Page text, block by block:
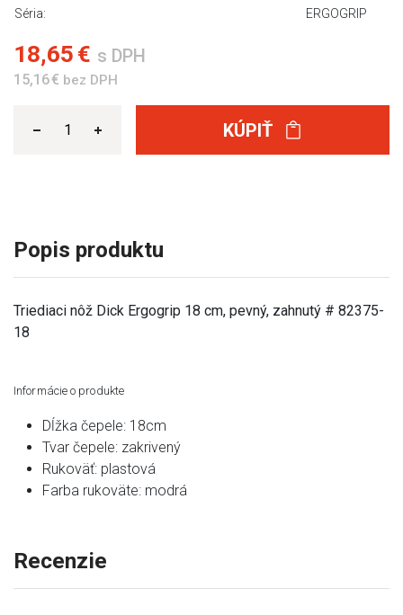
Séria:
ERGOGRIP
18,65 € s DPH
15,16 € bez DPH
KÚPIŤ
Popis produktu
Triediaci nôž Dick Ergogrip 18 cm, pevný, zahnutý # 82375-
18
Informácie o produkte
Dĺžka čepele: 18cm
Tvar čepele: zakrivený
Rukoväť: plastová
Farba rukoväte: modrá
Recenzie